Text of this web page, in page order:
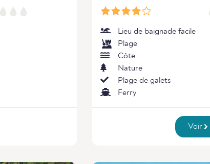
Lieu de baignade facile
Plage
Côte
Nature
Plage de galets
Ferry
Voir